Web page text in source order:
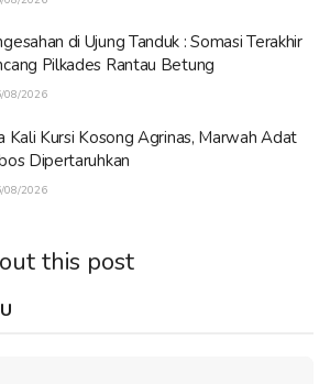
di Ujung Tanduk : Somasi Terakhir
Pilkades Rantau Betung
08/2026
Kali Kursi Kosong Agrinas, Marwah Adat
Dipertaruhkan
08/2026
this post